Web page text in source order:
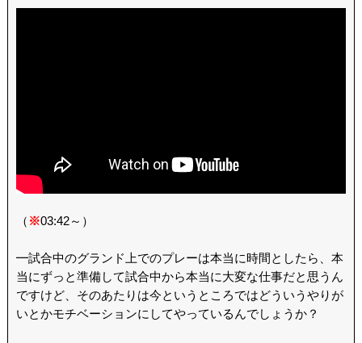
（ ※03:42～）
━試合中のグランド上でのプレーは本当に時間としたら、本
当にずっと準備して試合中から本当に大変な仕事だと思うん
ですけど、そのあたりは今というところではどういうやりが
いとかモチベーションにしてやっているんでしょうか？